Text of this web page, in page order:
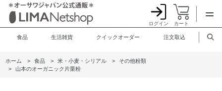
ログイン カート
食品 生活雑貨 クイックオーダー 注文取込
ホーム > 食品 > 米・小麦・シリアル >
その他粉類
>
山本のオーガニック片栗粉